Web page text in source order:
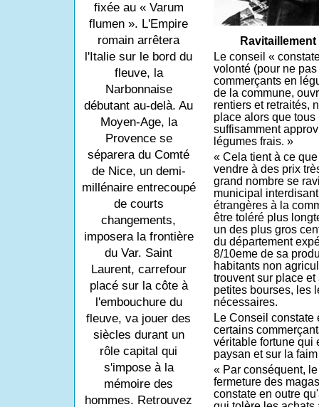
fixée au « Varum
flumen ». L'Empire
romain arrêtera
l'Italie sur le bord du
fleuve, la
Narbonnaise
débutant au-delà. Au
Moyen-Age, la
Provence se
séparera du Comté
de Nice, un demi-
millénaire entrecoupé
de courts
changements,
imposera la frontière
du Var. Saint
Laurent, carrefour
placé sur la côte à
l'embouchure du
fleuve, va jouer des
siècles durant un
rôle capital qui
s'impose à la
mémoire des
hommes. Retrouvez
Le conseil «
volonté (pour ne
commerçants en
de la commune,
rentiers et retraités,
place alors que
suffisamment
légumes frais. »
« Cela tient à ce
vendre à des prix
grand nombre se
municipal
étrangères à la
être toléré plus
un des plus gros
du département
8/10eme de sa
habitants non
trouvent sur place
petites bourses, les
nécessaires.
Le Conseil constate
certains
véritable fortune qui
paysan et sur la
« Par conséquent,
fermeture des
constate en outre